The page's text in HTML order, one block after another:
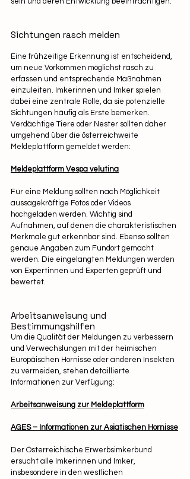
Sichtungen rasch melden
Eine frühzeitige Erkennung ist entscheidend,
um neue Vorkommen möglichst rasch zu
erfassen und entsprechende Maßnahmen
einzuleiten. Imkerinnen und Imker spielen
dabei eine zentrale Rolle, da sie potenzielle
Sichtungen häufig als Erste bemerken.
Verdächtige Tiere oder Nester sollten daher
umgehend über die österreichweite
Meldeplattform gemeldet werden:
Meldeplattform Vespa velutina
Für eine Meldung sollten nach Möglichkeit
aussagekräftige Fotos oder Videos
hochgeladen werden. Wichtig sind
Aufnahmen, auf denen die charakteristischen
Merkmale gut erkennbar sind. Ebenso sollten
genaue Angaben zum Fundort gemacht
werden. Die eingelangten Meldungen werden
von Expertinnen und Experten geprüft und
bewertet.
Arbeitsanweisung und
Bestimmungshilfen
Um die Qualität der Meldungen zu verbessern
und Verwechslungen mit der heimischen
Europäischen Hornisse oder anderen Insekten
zu vermeiden, stehen detaillierte
Informationen zur Verfügung:
Arbeitsanweisung zur Meldeplattform
AGES – Informationen zur Asiatischen Hornisse
Der Österreichische Erwerbsimkerbund
ersucht alle Imkerinnen und Imker,
insbesondere in den westlichen